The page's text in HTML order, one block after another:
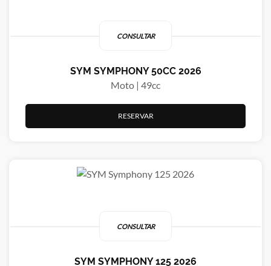
CONSULTAR
SYM SYMPHONY 50CC 2026
Moto | 49cc
RESERVAR
CONSULTAR
SYM SYMPHONY 125 2026